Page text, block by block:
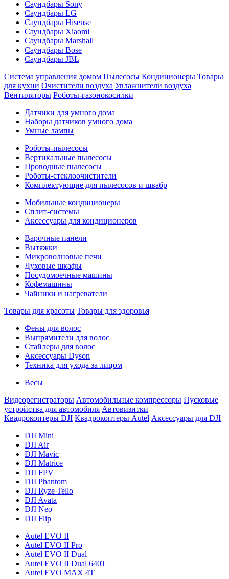
Саундбары Sony
Саундбары LG
Саундбары Hisense
Саундбары Xiaomi
Саундбары Marshall
Саундбары Bose
Саундбары JBL
Система управления домом Пылесосы Кондиционеры Товары
для кухни Очистители воздуха Увлажнители воздуха
Вентиляторы Роботы-газонокосилки
Датчики для умного дома
Наборы датчиков умного дома
Умные лампы
Роботы-пылесосы
Вертикальные пылесосы
Проводные пылесосы
Роботы-стеклоочистители
Комплектующие для пылесосов и швабр
Мобильные кондиционеры
Сплит-системы
Аксессуары для кондиционеров
Варочные панели
Вытяжки
Микроволновые печи
Духовые шкафы
Посудомоечные машины
Кофемашины
Чайники и нагреватели
Товары для красоты Товары для здоровья
Фены для волос
Выпрямители для волос
Стайлеры для волос
Аксессуары Dyson
Техника для ухода за лицом
Весы
Видеорегистраторы Автомобильные компрессоры Пусковые
устройства для автомобиля Автовизитки
Квадрокоптеры DJI Квадрокоптеры Autel Аксессуары для DJI
DJI Mini
DJI Air
DJI Mavic
DJI Matrice
DJI FPV
DJI Phantom
DJI Ryze Tello
DJI Avata
DJI Neo
DJI Flip
Autel EVO II
Autel EVO II Pro
Autel EVO II Dual
Autel EVO II Dual 640T
Autel EVO MAX 4T